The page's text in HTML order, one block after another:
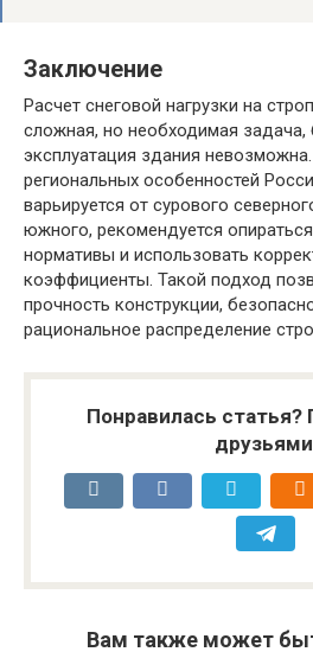
Заключение
Расчет снеговой нагрузки на
сложная, но необходимая
эксплуатация здания
региональных особенностей
варьируется от сурового
южного, рекомендуется
нормативы и использовать
коэффициенты. Такой подход
прочность конструкции,
рациональное распределение
Понравилась статья?
Вам также может